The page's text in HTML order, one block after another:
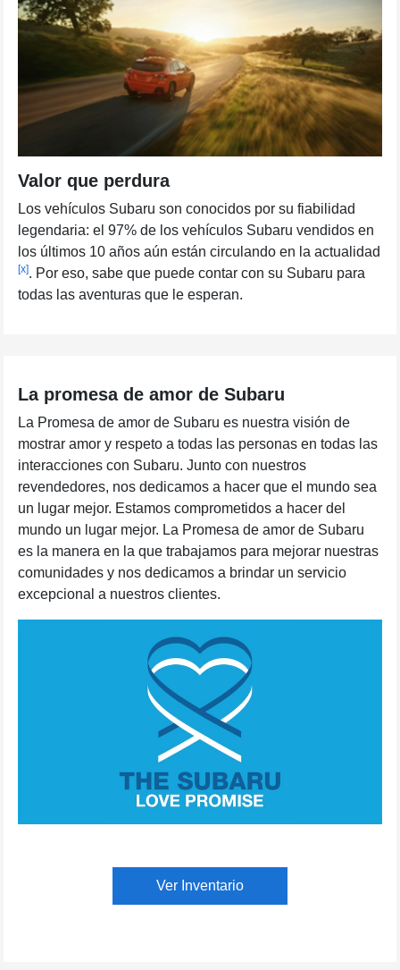
Valor que perdura
Los vehículos Subaru son conocidos por su fiabilidad
legendaria: el 97% de los vehículos Subaru vendidos en
los últimos 10 años aún están circulando en la actualidad
[x]. Por eso, sabe que puede contar con su Subaru para
todas las aventuras que le esperan.
La promesa de amor de Subaru
La Promesa de amor de Subaru es nuestra visión de
mostrar amor y respeto a todas las personas en todas las
interacciones con Subaru. Junto con nuestros
revendedores, nos dedicamos a hacer que el mundo sea
un lugar mejor. Estamos comprometidos a hacer del
mundo un lugar mejor. La Promesa de amor de Subaru
es la manera en la que trabajamos para mejorar nuestras
comunidades y nos dedicamos a brindar un servicio
excepcional a nuestros clientes.
Ver Inventario